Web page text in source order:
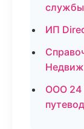
службы
ИП
ООО 24